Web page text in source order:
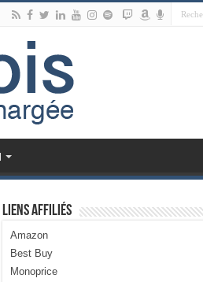
Liens Affiliés
Amazon
Best Buy
Monoprice